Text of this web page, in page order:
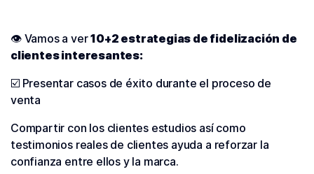
👁 Vamos a ver10+2 estrategias de fidelización de
clientes interesantes:
☑️ Presentar casos de éxito durante el proceso de
venta
Compartir con los clientes estudios así como
testimonios reales de clientes ayuda a reforzar la
confianza entre ellos y la marca.